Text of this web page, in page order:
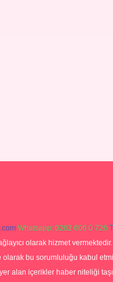
Whatsapp: 0262 606 0 726
olarak hizmet
bu sorumluluğu kabul
alan içerikler haber niteliği